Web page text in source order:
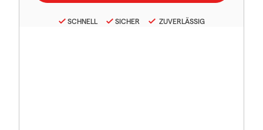
SCHNELL SICHER ZUVERLÄSSIG